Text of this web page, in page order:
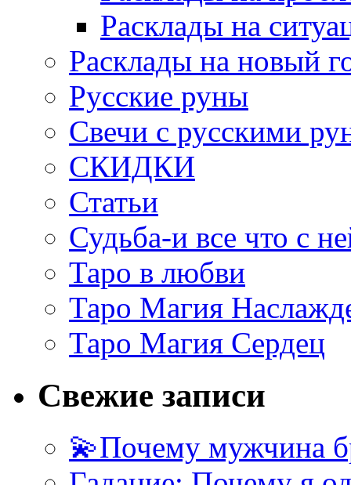
Расклады на
Расклады на новый
Русские руны
Свечи с русскими
СКИДКИ
Статьи
Судьба-и все что с
Таро в любви
Таро Магия
Таро Магия Сердец
Свежие записи
💫Почему мужчина